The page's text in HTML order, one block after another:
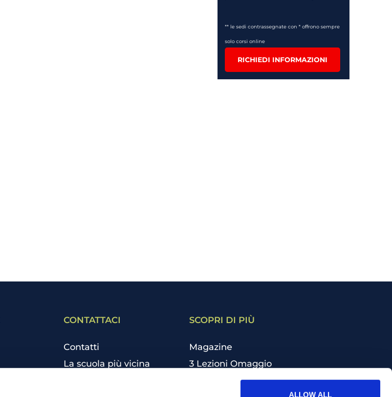
ALLOW ALL
** le sedi contrassegnate con * offrono sempre
solo corsi online
RICHIEDI INFORMAZIONI
CONTATTACI
Contatti
La scuola più vicina
SCOPRI DI PIÙ
Magazine
3 Lezioni Omaggio